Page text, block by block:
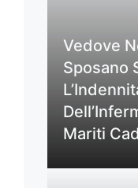
Vedove
Sposano
Mariti